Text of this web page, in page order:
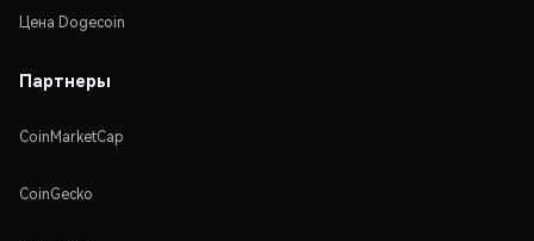
Цена Dogecoin
Партнеры
CoinMarketCap
CoinGecko